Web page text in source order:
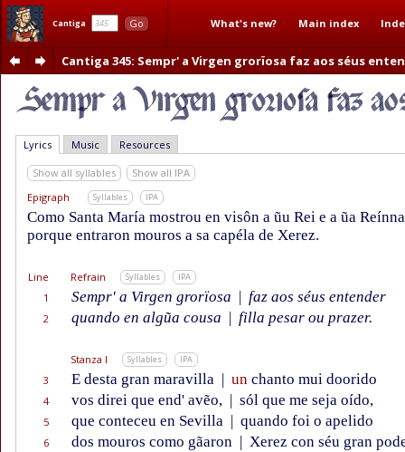
Cantiga Go What's new? Main index
Cantiga 345: Sempr' a Virgen grorïosa faz aos séus
Lyrics Music Resources
Show all syllables
Show all IPA
Epigraph
Syllables IPA
Como Santa María mostrou en visôn a ũu Rei e a ũa
porque entraron mouros a sa capéla de Xerez.
Line Refrain Syllables IPA
1 Sempr' a Virgen grorïosa | faz aos séus entender
2 quando en algũa cousa | filla pesar ou prazer.
Stanza I Syllables IPA
3 E desta gran maravilla | un chanto mui doorido
4 vos direi que end' avẽo, | sól que me seja oído,
5 que conteceu en Sevilla | quando foi o apelido
6 dos mouros como gãaron | Xerez con séu gran